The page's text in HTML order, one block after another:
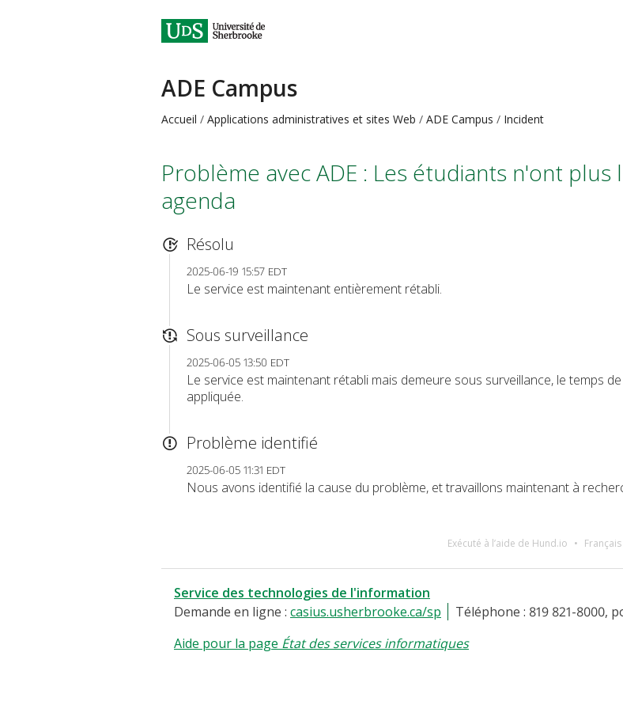
ADE Campus
Accueil Applications administratives et sites Web ADE Campus Incident
Problème avec ADE : Les étudiants n'ont
agenda
Résolu
2025-06-19 15:57 EDT
Le service est maintenant entièrement rétabli.
Sous surveillance
2025-06-05 13:50 EDT
Le service est maintenant rétabli mais demeure sous surveillance, le temps
appliquée.
Problème identifié
2025-06-05 11:31 EDT
Nous avons identifié la cause du problème, et travaillons maintenant à
Exécuté à l’aide de Hund.io Français
Service des technologies de l'information
Demande en ligne : casius.usherbrooke.ca/sp
Téléphone : 819 821-8000,
Aide pour la page État des services informatiques